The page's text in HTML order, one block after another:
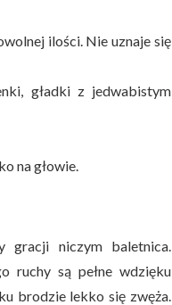
ilości. Nie uznaje się
gładki z jedwabistym
na głowie.
gracji niczym baletnica.
ruchy są pełne wdzięku
brodzie lekko się zwęża.